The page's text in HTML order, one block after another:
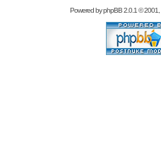
Powered byphpBB2.0.1 ©